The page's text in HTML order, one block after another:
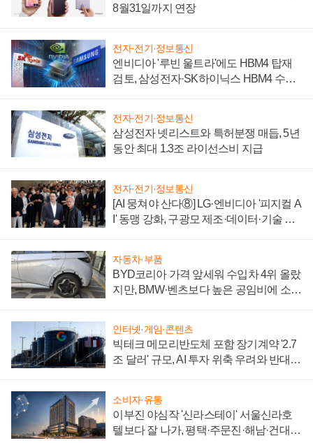
8월31일까지 연장
전자·전기·정보통신
엔비디아 '루빈 울트라'에도 HBM4 탑재
검토, 삼성전자·SK하이닉스 HBM4 수율
전자·전기·정보통신
삼성전자 넷리스트와 특허분쟁 매듭, 5년
동안 최대 1.3조 라이선스비 지급
전자·전기·정보통신
[AI 뭉쳐야 산다⑧] LG·엔비디아 '피지컬 A
I' 동맹 강화, 구광모 제조·데이터·기술 결
자동차·부품
BYD코리아 가격 앞세워 수입차 4위 올랐
지만, BMW·벤츠보다 높은 공임비에 소비
인터넷·게임·콘텐츠
빅테크 메모리반도체 포함 장기계약 '2.7
조 달러' 규모, AI 투자 위축 우려와 반대
소비자·유통
이부진 야심작 '신라스테이' 서울신라호
텔보다 잘 나가, 평택·주문진·해남·건대로